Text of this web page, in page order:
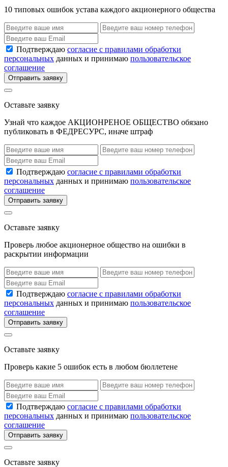
10 типовых ошибок устава каждого акционерного общества
Подтверждаю согласие с правилами обработки
персональных данных и принимаю пользовательское
соглашение
Отправить заявку
Оставьте заявку
Узнай что каждое АКЦИОНРЕНОЕ ОБЩЕСТВО обязано
публиковать в ФЕДРЕСУРС, иначе штраф
Подтверждаю согласие с правилами обработки
персональных данных и принимаю пользовательское
соглашение
Отправить заявку
Оставьте заявку
Проверь любое акционерное общество на ошибки в
раскрытии информации
Подтверждаю согласие с правилами обработки
персональных данных и принимаю пользовательское
соглашение
Отправить заявку
Оставьте заявку
Проверь какие 5 ошибок есть в любом бюллетене
Подтверждаю согласие с правилами обработки
персональных данных и принимаю пользовательское
соглашение
Отправить заявку
Оставьте заявку